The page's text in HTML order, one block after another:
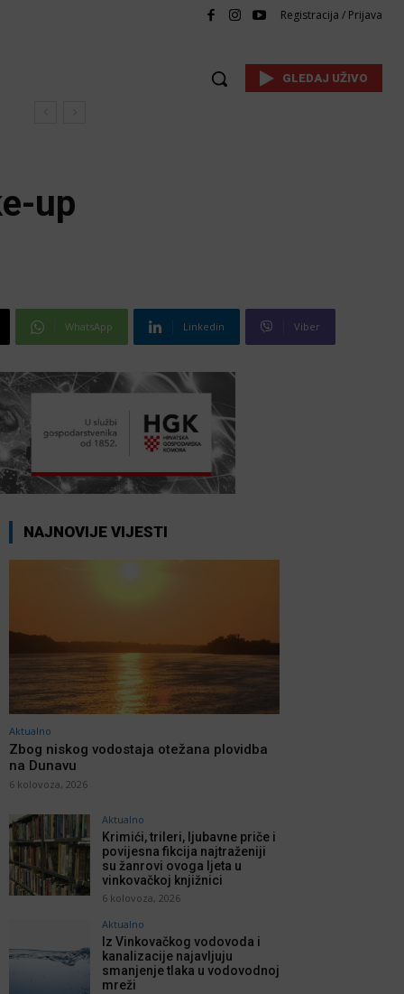
Registracija / Prijava
GLEDAJ UŽIVO
up
WhatsApp Linkedin Viber
NAJNOVIJE VIJESTI
Aktualno
Zbog niskog vodostaja otežana plovidba
na Dunavu
6 kolovoza, 2026
Aktualno
Krimići, trileri, ljubavne priče i
povijesna fikcija najtraženiji
su žanrovi ovoga ljeta u
vinkovačkoj knjižnici
6 kolovoza, 2026
Aktualno
Iz Vinkovačkog vodovoda i
kanalizacije najavljuju
smanjenje tlaka u vodovodnoj
mreži